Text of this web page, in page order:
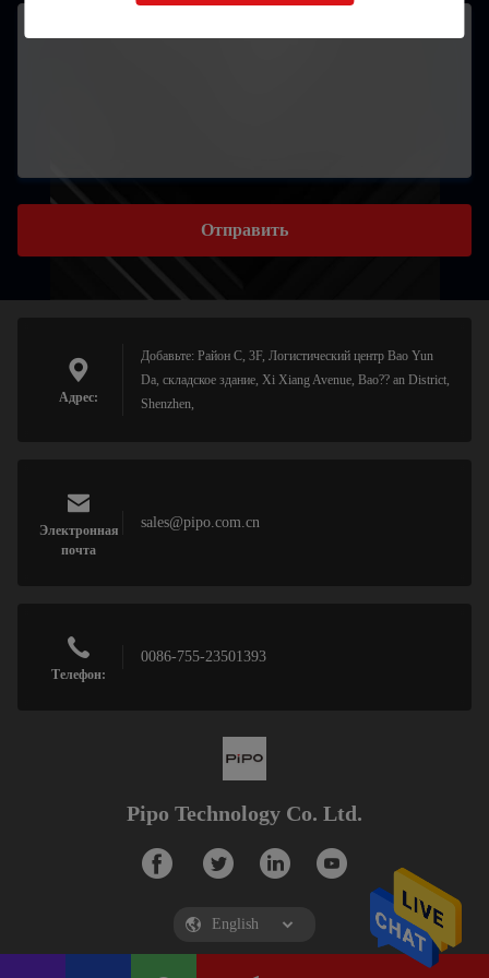
Отправить
Адрес:
Добавьте: Район C, 3F, Логистический центр Bao Yun
Da, складское здание, Xi Xiang Avenue, Bao?? an District,
Shenzhen,
Электронная
почта
sales@pipo.com.cn
Телефон:
0086-755-23501393
Pipo Technology Co. Ltd.